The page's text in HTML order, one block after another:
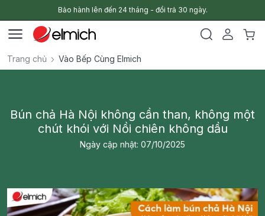
Bảo hành lên đến 24 tháng - đổi trả 30 ngày.
Trang chủ Vào Bếp Cùng Elmich
Bún chả Hà Nội không cần than, không một
chút khói với Nồi chiên không dầu
Ngày cập nhật: 07/10/2025